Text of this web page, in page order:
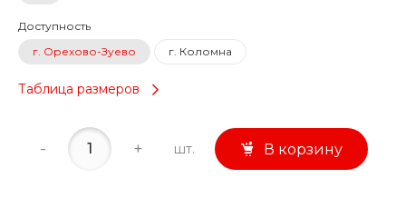
Доступность
г. Орехово-Зуево
г. Коломна
Таблица размеров
- + шт. В корзину